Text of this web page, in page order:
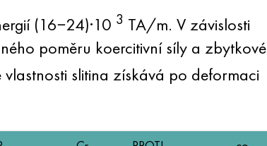
(16−24)·10 3 TA/m. V závislosti
poměru koercitivní síly a zbytkové
slitina získává po deformaci